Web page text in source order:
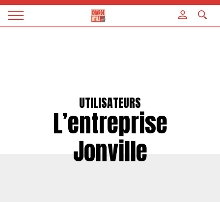
Magazine
UTILISATEURS
L’entreprise
Jonville
Panneau de gestion des cookies